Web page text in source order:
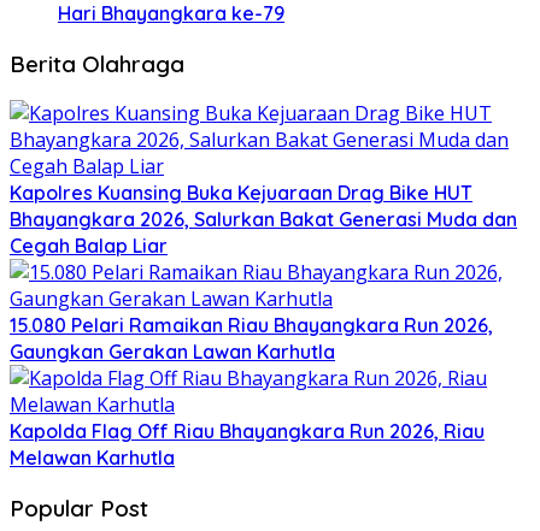
Hari Bhayangkara ke-79
Berita Olahraga
Kapolres Kuansing Buka Kejuaraan Drag Bike HUT
Bhayangkara 2026, Salurkan Bakat Generasi Muda dan
Cegah Balap Liar
15.080 Pelari Ramaikan Riau Bhayangkara Run 2026,
Gaungkan Gerakan Lawan Karhutla
Kapolda Flag Off Riau Bhayangkara Run 2026, Riau
Melawan Karhutla
Popular Post